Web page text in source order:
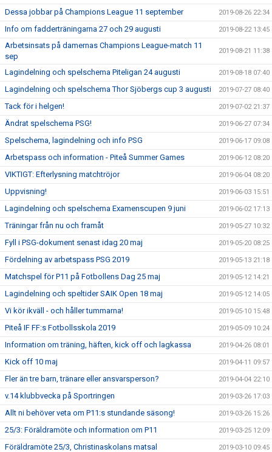
Dessa jobbar på Champions League 11 september 2019-08-26 22:34
Info om fadderträningarna 27 och 29 augusti 2019-08-22 13:45
Arbetsinsats på damernas Champions League-match 11
sep
2019-08-21 11:38
Lagindelning och spelschema Piteligan 24 augusti 2019-08-18 07:40
Lagindelning och spelschema Thor Sjöbergs cup 3 augusti 2019-07-27 08:40
Tack för i helgen! 2019-07-02 21:37
Ändrat spelschema PSG! 2019-06-27 07:34
Spelschema, lagindelning och info PSG 2019-06-17 09:08
Arbetspass och information - Piteå Summer Games 2019-06-12 08:20
VIKTIGT: Efterlysning matchtröjor 2019-06-04 08:20
Uppvisning! 2019-06-03 15:51
Lagindelning och spelschema Examenscupen 9 juni 2019-06-02 17:13
Träningar från nu och framåt 2019-05-27 10:32
Fyll i PSG-dokument senast idag 20 maj 2019-05-20 08:25
Fördelning av arbetspass PSG 2019 2019-05-13 21:18
Matchspel för P11 på Fotbollens Dag 25 maj 2019-05-12 14:21
Lagindelning och speltider SAIK Open 18 maj 2019-05-12 14:05
Vi kör ikväll - och håller tummarna! 2019-05-10 15:48
Piteå IF FF:s Fotbollsskola 2019 2019-05-09 10:24
Information om träning, häften, kick off och lagkassa 2019-04-26 08:01
Kick off 10 maj 2019-04-11 09:57
Fler än tre barn, tränare eller ansvarsperson? 2019-04-04 22:10
v.14 klubbvecka på Sportringen 2019-03-26 17:03
Allt ni behöver veta om P11:s stundande säsong! 2019-03-26 15:26
25/3: Föräldramöte och information om P11 2019-03-25 12:09
Föräldramöte 25/3, Christinaskolans matsal 2019-03-10 09:45